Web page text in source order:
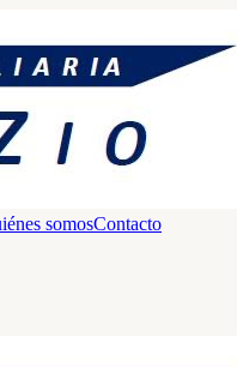
somosContacto